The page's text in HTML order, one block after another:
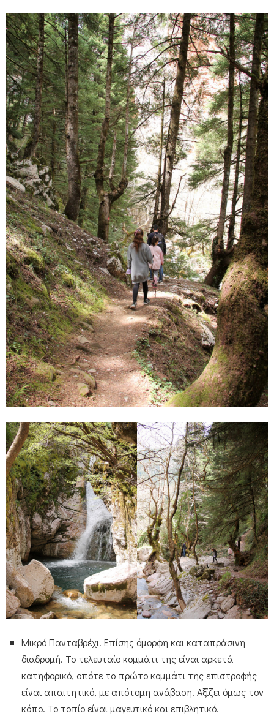
Μικρό Πανταβρέχι. Επίσης όμορφη και καταπράσινη
διαδρομή. Το τελευταίο κομμάτι της είναι αρκετά
κατηφορικό, οπότε το πρώτο κομμάτι της επιστροφής
είναι απαιτητικό, με απότομη ανάβαση. Αξίζει όμως τον
κόπο. Το τοπίο είναι μαγευτικό και επιβλητικό.